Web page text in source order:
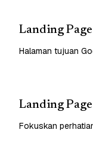
Landing
Halaman tujuan
Landing
Fokuskan